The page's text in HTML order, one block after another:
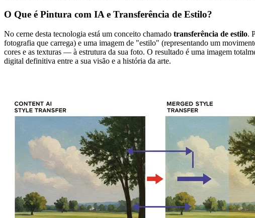
O Que é Pintura com IA e Transferência de Estilo?
No cerne desta tecnologia está um conceito chamado transferência de estilo.
fotografia que carrega) e uma imagem de "estilo" (representando um
cores e as texturas — à estrutura da sua foto. O resultado é uma imagem
digital definitiva entre a sua visão e a história da arte.